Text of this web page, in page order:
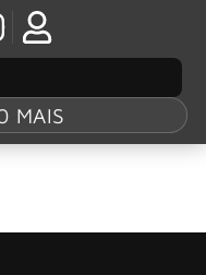
MAIS